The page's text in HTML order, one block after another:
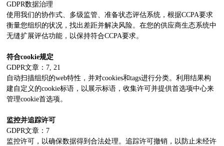
GDPR数据治理
使用我们的协作式、多级监管、准备状态评估系统，根据CCPA要求
衡量您组织的状况，找出差距并解决风险。在您的供应商生态系统中
无缝扩展评估功能，以保持符合CCPA要求。
符合cookie规定
GDPR文章：7, 21
自动扫描组织的web特性，并对cookies和tags进行分类。利用结果构
建自定义的cookie标语，以展示标语，收集许可并提供首选项中心来
管理cookie首选项。
监控并追踪许可
GDPR文章：7
监控许可，以确保数据得到合法处理。追踪许可撤销，以防止未经许